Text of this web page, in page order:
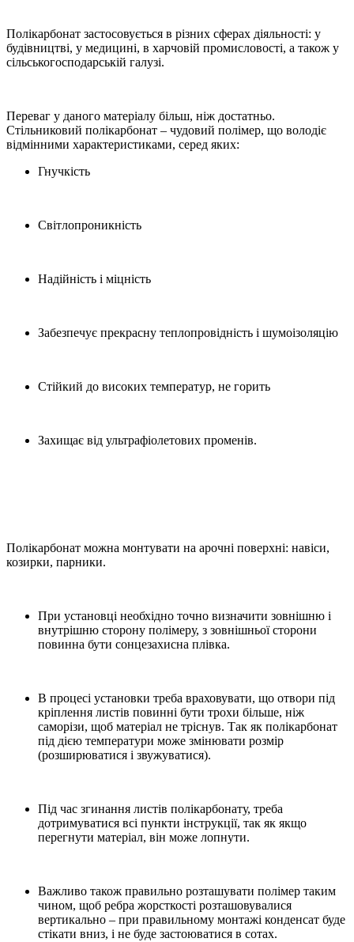
Полікарбонат застосовується в різних сферах діяльності: у
будівництві, у медицині, в харчовій промисловості, а також у
сільськогосподарській галузі.
Переваг у даного матеріалу більш, ніж достатньо.
Стільниковий полікарбонат – чудовий полімер, що володіє
відмінними характеристиками, серед яких:
Гнучкість
Світлопроникність
Надійність і міцність
Забезпечує прекрасну теплопровідність і шумоізоляцію
Стійкий до високих температур, не горить
Захищає від ультрафіолетових променів.
Полікарбонат можна монтувати на арочні поверхні: навіси,
козирки, парники.
При установці необхідно точно визначити зовнішню і
внутрішню сторону полімеру, з зовнішньої сторони
повинна бути сонцезахисна плівка.
В процесі установки треба враховувати, що отвори під
кріплення листів повинні бути трохи більше, ніж
саморізи, щоб матеріал не тріснув. Так як полікарбонат
під дією температури може змінювати розмір
(розширюватися і звужуватися).
Під час згинання листів полікарбонату, треба
дотримуватися всі пункти інструкції, так як якщо
перегнути матеріал, він може лопнути.
Важливо також правильно розташувати полімер таким
чином, щоб ребра жорсткості розташовувалися
вертикально – при правильному монтажі конденсат буде
стікати вниз, і не буде застоюватися в сотах.